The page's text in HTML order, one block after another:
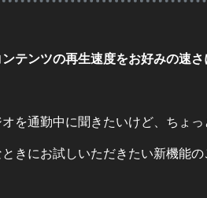
テンツの再生速度をお好みの速
オを通勤中に聞きたいけど、ちょ
きにお試しいただきたい新機能の